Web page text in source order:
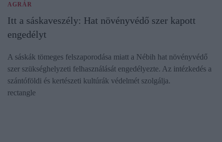
AGRÁR
Itt a sáskaveszély: Hat növényvédő szer kapott
engedélyt
A sáskák tömeges felszaporodása miatt a Nébih hat növényvédő
szer szükséghelyzeti felhasználását engedélyezte. Az intézkedés a
szántóföldi és kertészeti kultúrák védelmét szolgálja.
rectangle